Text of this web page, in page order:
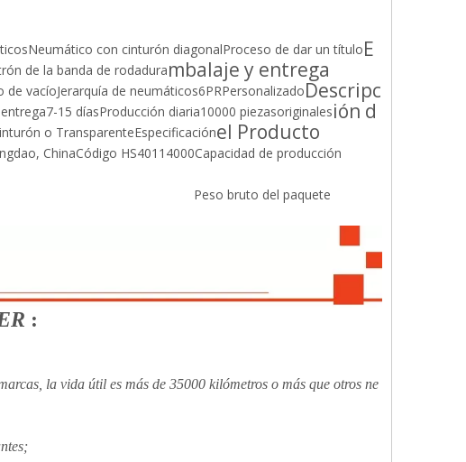
Neumático con cinturón diagonalProceso de dar un título
de la banda de rodadura
de vacíoJerarquía de neumáticos6PRPersonalizado
7-15 díasProducción diaria10000 piezasoriginales
o TransparenteEspecificación
ChinaCódigo HS40114000Capacidad de producción
E
mbalaje y entrega
Peso bruto del paquete
Descripc
ión d
el Producto
:
la vida útil es más de 35000 kilómetros o más que otros ne